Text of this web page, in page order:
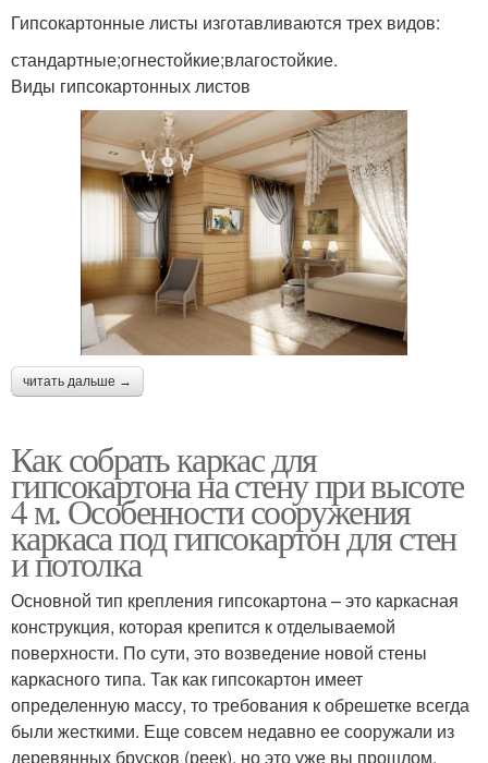
Гипсокартонные листы изготавливаются трех видов:
стандартные;огнестойкие;влагостойкие.
Виды гипсокартонных листов
читать дальше →
Как собрать каркас для
гипсокартона на стену при высоте
4 м. Особенности сооружения
каркаса под гипсокартон для стен
и потолка
Основной тип крепления гипсокартона – это каркасная
конструкция, которая крепится к отделываемой
поверхности. По сути, это возведение новой стены
каркасного типа. Так как гипсокартон имеет
определенную массу, то требования к обрешетке всегда
были жесткими. Еще совсем недавно ее сооружали из
деревянных брусков (реек), но это уже вы прошлом,